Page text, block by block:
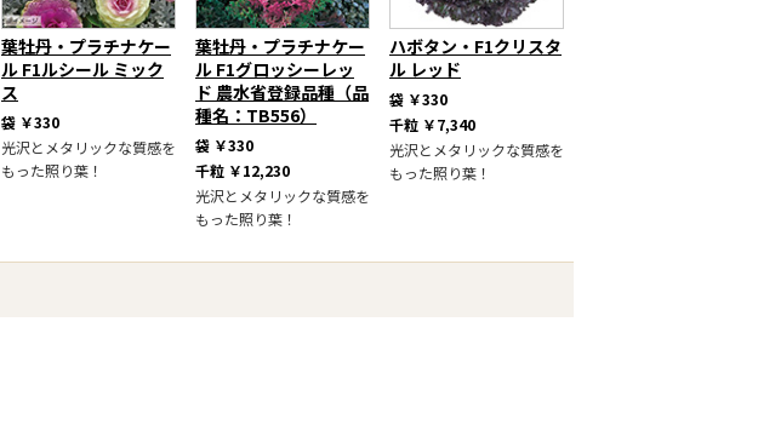
葉牡丹・プラチナケー
ル F1ルシール ミック
ス
袋 ￥330
光沢とメタリックな質感を
もった照り葉！
葉牡丹・プラチナケー
ル F1グロッシーレッ
ド 農水省登録品種（品
種名：TB556）
袋 ￥330
千粒 ￥12,230
光沢とメタリックな質感を
もった照り葉！
ハボタン・F1クリスタ
ル レッド
袋 ￥330
千粒 ￥7,340
光沢とメタリックな質感を
もった照り葉！